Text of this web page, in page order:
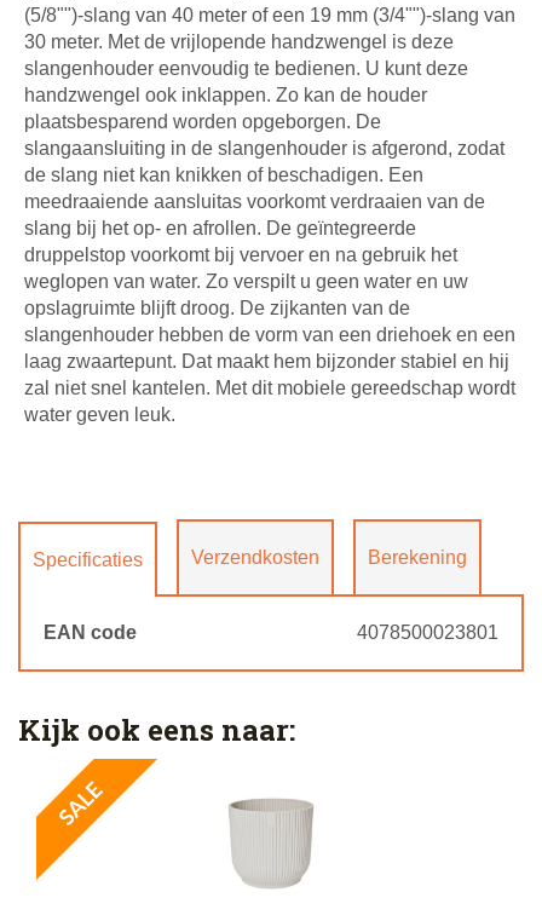
(5/8"")-slang van 40 meter of een 19 mm (3/4"")-slang van
30 meter. Met de vrijlopende handzwengel is deze
slangenhouder eenvoudig te bedienen. U kunt deze
handzwengel ook inklappen. Zo kan de houder
plaatsbesparend worden opgeborgen. De
slangaansluiting in de slangenhouder is afgerond, zodat
de slang niet kan knikken of beschadigen. Een
meedraaiende aansluitas voorkomt verdraaien van de
slang bij het op- en afrollen. De geïntegreerde
druppelstop voorkomt bij vervoer en na gebruik het
weglopen van water. Zo verspilt u geen water en uw
opslagruimte blijft droog. De zijkanten van de
slangenhouder hebben de vorm van een driehoek en een
laag zwaartepunt. Dat maakt hem bijzonder stabiel en hij
zal niet snel kantelen. Met dit mobiele gereedschap wordt
water geven leuk.
Specificaties Verzendkosten Berekening
EAN code 4078500023801
Kijk ook eens naar: